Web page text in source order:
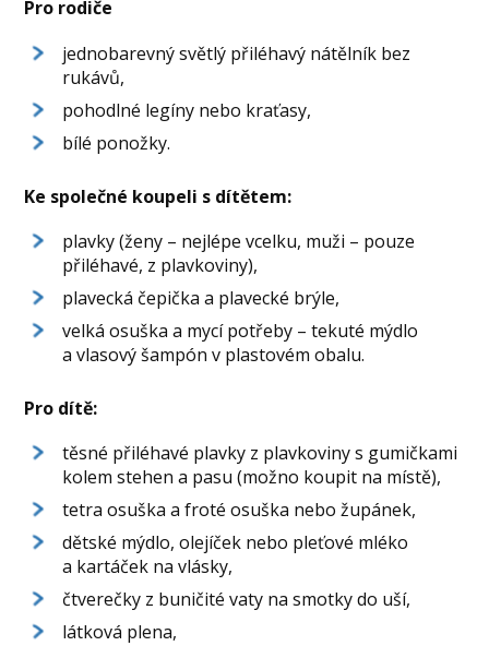
Pro rodiče
jednobarevný světlý přiléhavý nátělník bez
rukávů,
pohodlné legíny nebo kraťasy,
bílé ponožky.
Ke společné koupeli s dítětem:
plavky (ženy – nejlépe vcelku, muži – pouze
přiléhavé, z plavkoviny),
plavecká čepička a plavecké brýle,
velká osuška a mycí potřeby – tekuté mýdlo
a vlasový šampón v plastovém obalu.
Pro dítě:
těsné přiléhavé plavky z plavkoviny s gumičkami
kolem stehen a pasu (možno koupit na místě),
tetra osuška a froté osuška nebo župánek,
dětské mýdlo, olejíček nebo pleťové mléko
a kartáček na vlásky,
čtverečky z buničité vaty na smotky do uší,
látková plena,